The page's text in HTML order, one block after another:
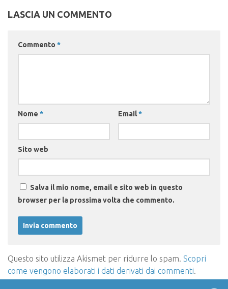
LASCIA UN COMMENTO
Commento *
Nome * Email*
Sito web
Salva il mio nome, email e sito web in questo
browser per la prossima volta che commento.
Questo sito utilizza Akismet per ridurre lo spam. Scopri
come vengono elaborati i dati derivati dai commenti.